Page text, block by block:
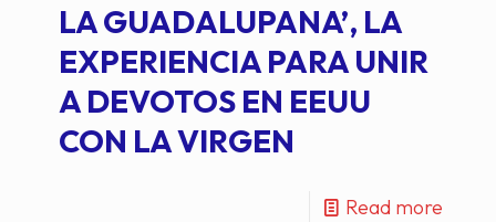
LA GUADALUPANA’, LA
EXPERIENCIA PARA UNIR
A DEVOTOS EN EEUU
CON LA VIRGEN
Read more